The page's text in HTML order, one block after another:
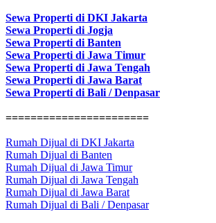
Sewa Properti di DKI Jakarta
Sewa Properti di Jogja
Sewa Properti di Banten
Sewa Properti di Jawa Timur
Sewa Properti di Jawa Tengah
Sewa Properti di Jawa Barat
Sewa Properti di Bali / Denpasar
=======================
Rumah Dijual di DKI Jakarta
Rumah Dijual di Banten
Rumah Dijual di Jawa Timur
Rumah Dijual di Jawa Tengah
Rumah Dijual di Jawa Barat
Rumah Dijual di Bali / Denpasar